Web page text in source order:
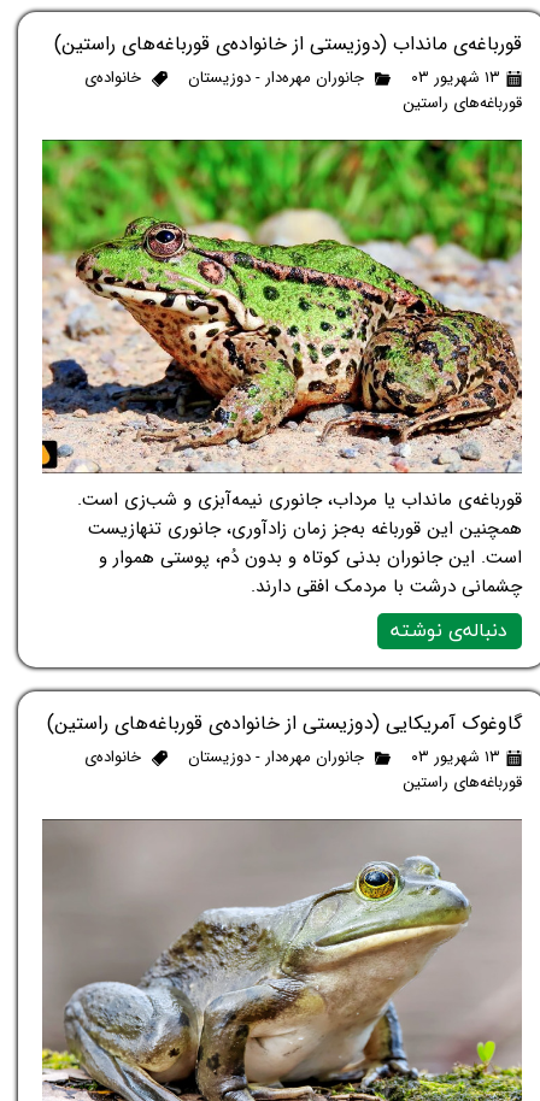
قورباغه‌ی مانداب (دوزیستی از خانواده‌ی قورباغه‌های راستین)
۱۳ شهریور ۰۳ جانوران مهره‌دار - دوزیستان
خانواده‌ی
قورباغه‌های راستین
قورباغه‌ی مانداب یا مرداب، جانوری نیمه‌آبزی و شب‌زی است.
همچنین این قورباغه به‌جز زمان زادآوری، جانوری تنهازیست
است. این جانوران بدنی کوتاه و بدون دُم، پوستی هموار و
چشمانی درشت با مردمک افقی دارند.
دنباله‌ی نوشته
گاوغوک آمریکایی (دوزیستی از خانواده‌ی قورباغه‌های راستین)
۱۳ شهریور ۰۳ جانوران مهره‌دار - دوزیستان
خانواده‌ی
قورباغه‌های راستین